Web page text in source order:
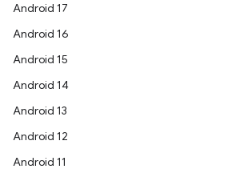
Android 17
Android 16
Android 15
Android 14
Android 13
Android 12
Android 11